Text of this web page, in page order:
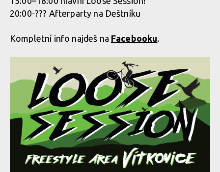
20:00-??? Afterparty na Deštníku
Kompletní info najdeš na Facebooku.